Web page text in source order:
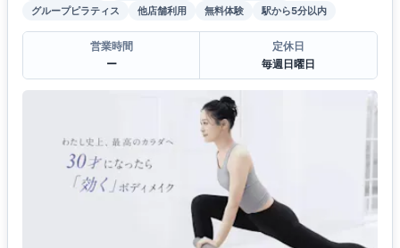
グループピラティス
他店舗利用 無料体験 駅から5分以内
営業時間
ー
定休日
毎週日曜日